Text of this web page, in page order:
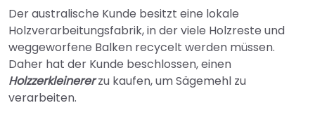
Der australische Kunde besitzt eine lokale
Holzverarbeitungsfabrik, in der viele Holzreste und
weggeworfene Balken recycelt werden müssen.
Daher hat der Kunde beschlossen, einen
Holzzerkleinererzu kaufen, um Sägemehl zu
verarbeiten.